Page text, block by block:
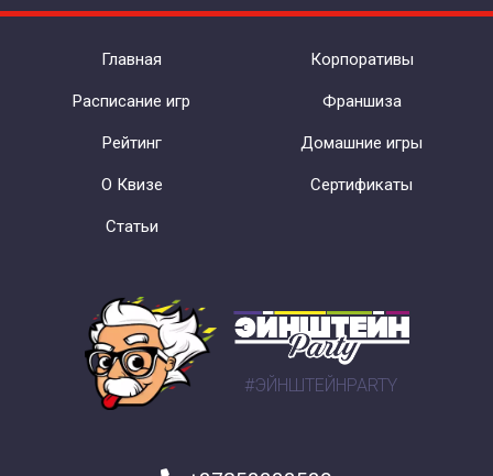
Главная
Расписание игр
Рейтинг
О Квизе
Статьи
Корпоративы
Франшиза
Домашние игры
Сертификаты
#ЭЙНШТЕЙНPARTY